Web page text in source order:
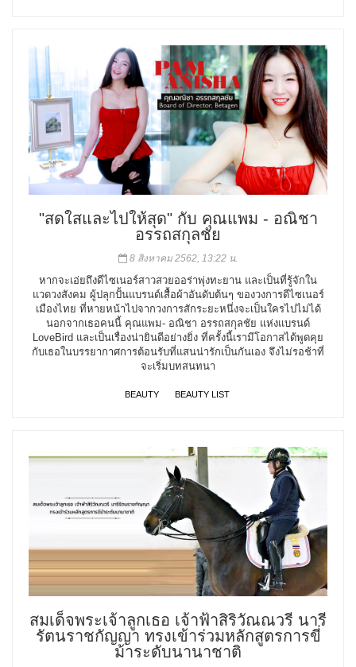
"สดใสและไปให้สุด" กับ คุณแพม - อณิชา
อรรถสกุลชัย
8 สิงหาคม 2562, 13:22 น.
หากจะเอ่ยถึงดีไซเนอร์สาวสวยออร่าพุ่งทะยาน และเป็นที่รู้จักใน
แวดวงสังคม ผู้ปลุกปั้นแบรนด์เสื้อผ้าอันดับต้นๆ ของวงการดีไซเนอร์
เมืองไทย ที่หายหน้าไปจากวงการสักระยะหนึ่งจะเป็นใครไปไม่ได้
นอกจากเธอคนนี้ คุณแพม- อณิชา อรรถสกุลชัย แห่งแบรนด์
LoveBird และเป็นเรื่องน่ายินดีอย่างยิ่ง ที่ครั้งนี้เรามีโอกาสได้พูดคุย
กับเธอในบรรยากาศการต้อนรับที่แสนน่ารักเป็นกันเอง จึงไม่รอช้าที่
จะเริ่มบทสนทนา
BEAUTY BEAUTY LIST
สมเด็จพระเจ้าลูกเธอ เจ้าฟ้าสิริวัณณวรี นารี
รัตนราชกัญญา ทรงเข้าร่วมหลักสูตรการขี่
ม้าระดับนานาชาติ